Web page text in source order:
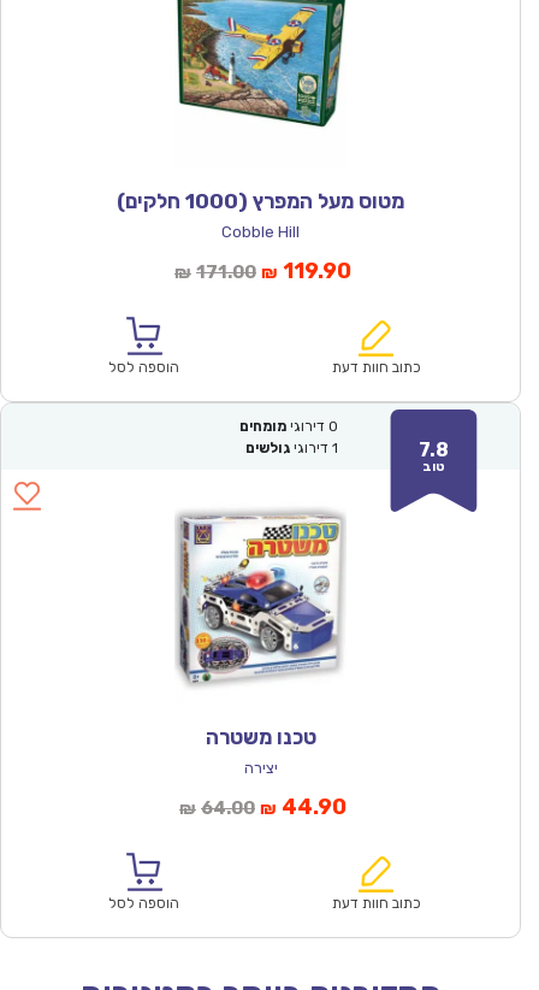
מטוס מעל המפרץ (1000 חלקים)
Cobble Hill
₪ 171.00המחיר
₪171.00.
₪ 119.90המחיר
הוא:
כתוב חוות דעת הוספה לסל
7.8
טוב
0 דירוגי מומחים
1 דירוגי גולשים
טכנו משטרה
יצירה
₪ 64.00המחיר
₪64.00.
₪ 44.90המחיר
הוא:
כתוב חוות דעת הוספה לסל